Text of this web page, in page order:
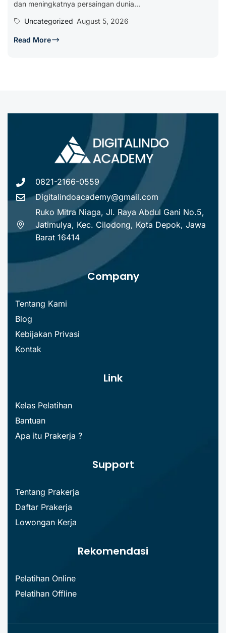
dan meningkatnya persaingan dunia...
Uncategorized August 5, 2026
Read More
0821-2166-0559
Digitalindoacademy@gmail.com
Ruko Mitra Niaga, Jl. Raya Abdul Gani No.5,
Jatimulya, Kec. Cilodong, Kota Depok, Jawa
Barat 16414
Company
Tentang Kami
Blog
Kebijakan Privasi
Kontak
Link
Kelas Pelatihan
Bantuan
Apa itu Prakerja ?
Support
Tentang Prakerja
Daftar Prakerja
Lowongan Kerja
Rekomendasi
Pelatihan Online
Pelatihan Offline